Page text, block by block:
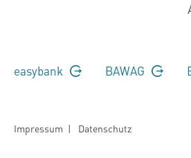
easybank BAWAG
Impressum | Datenschutz